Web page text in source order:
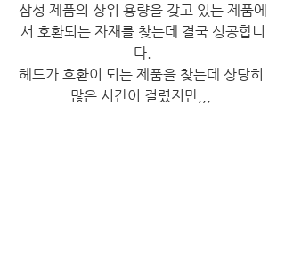
삼성 제품의 상위 용량을 갖고 있는 제품에
서 호환되는 자재를 찾는데 결국 성공합니
다.
헤드가 호환이 되는 제품을 찾는데 상당히
많은 시간이 걸렸지만,,,